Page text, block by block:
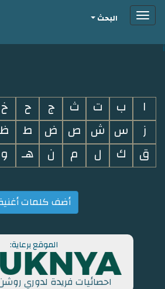
i
Toggleالبحث
ا ب ت ث ج ح خ
ز
س ش ص ض ط ظ
ق
ك ل م ن هـ و
أضف كلمات
الموقع برعاية:
احصائيات فريدة لدوري